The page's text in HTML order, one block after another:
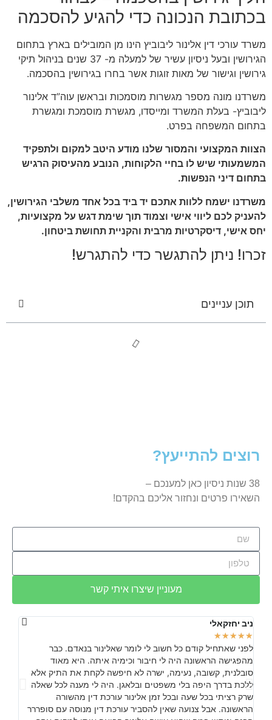
בכתובת הנכונה כדי להגיע להסכמה
משרד עורכי דין אלינור ליבוביץ הינו מן המובילים בארץ בתחום
הגירושין ובעל ניסיון עשיר של למעלה מ- 37 שנים בניהול תיקי
גירושין וגישור של מאות זוגות אשר בחרו בגירושין בהסכמה.
משרדנו מונה מספר מגשרות מוסמכות ובראשן עוה”ד אלינור
ליבוביץ- בעלת המשרד ומייסדו, מגשרת מוסמכת ומגשרת
בתחום המשפחה בפרט.
הצוות המקצועי והמסור שלנו מודע היטב למקום ולתפקיד
המשמעותי שיש לו בחיי הלקוחות, הנובע מהעיסוק הרגיש
בתחום דיני הנפשות.
משרדנו ישמח ללוות אתכם יד ביד בכל אחד משלבי הגירושין,
להעניק לכם ליווי אישי וצמוד תוך שימת דגש על מקצועיות,
יחס אישי, דיסקרטיות מרבית והקניית תחושת ביטחון.
זכרו! ניתן להתגשר כדי להתגרש!
תוכן עניינים
רוצים להתייעץ?
38 שנות ניסיון כאן למענכם –
השאירו פרטים ונחזור אליכם בהקדם!
מעוניין שיצרו איתי קשר
ניב יחזקאלי
★
★
★
★
★
לפני שאתחיל קודם כל חשוב לי לומר שאלינור בנאדם. כבר
מהפגישה הראשונה היה לי חיבור וכימיה איתה. היא מאוד
סובלנית, קשובה, נעימה, ישרה לא חיפשה לקחת את התיק אלא
ללכת בדרך היפה בלי משפטים ובלאגן. היה לי מענה לכל שאלה
שרק רציתי בכל שעה ובכל זמן אלינור עורכת דין מהשורה
הראשונה. אבל צנועה שאין להסביר עורכת דין מנוסה עם סופררר